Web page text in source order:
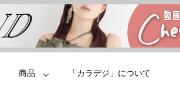
商品 「カラデジ」について